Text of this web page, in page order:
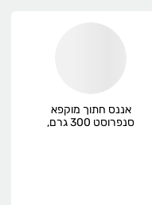
אננס חתוך מוקפא
סנפרוסט 300 גרם,